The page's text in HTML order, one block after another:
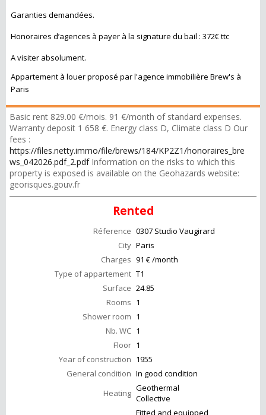
Garanties demandées.
Honoraires d’agences à payer à la signature du bail : 372€ ttc
A visiter absolument.
Appartement à louer proposé par l'agence immobilière Brew's à
Paris
Basic rent 829.00 €/mois. 91 €/month of standard expenses.
Warranty deposit 1 658 €. Energy class D, Climate class D Our
fees :
https://files.netty.immo/file/brews/184/KP2Z1/honoraires_bre
ws_042026.pdf_2.pdfInformation on the risks to which this
property is exposed is available on the Geohazards website:
georisques.gouv.fr
Rented
Réference 0307 Studio Vaugirard
City Paris
Charges 91 € /month
Type of appartement T1
Surface 24.85
Rooms 1
Shower room 1
Nb. WC 1
Floor 1
Year of construction 1955
General condition In good condition
Heating Geothermal
Collective
Fitted and equipped,